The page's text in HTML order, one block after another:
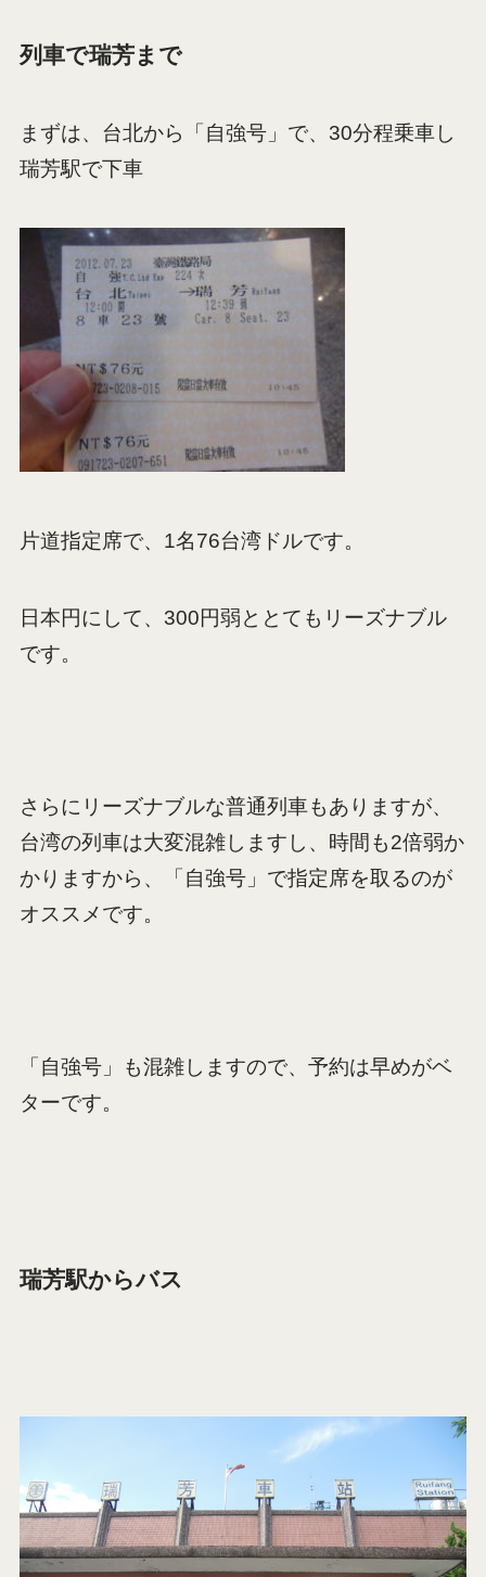
列車で瑞芳まで
まずは、台北から「自強号」で、30分程乗車し
瑞芳駅で下車
片道指定席で、1名76台湾ドルです。
日本円にして、300円弱ととてもリーズナブル
です。
さらにリーズナブルな普通列車もありますが、
台湾の列車は大変混雑しますし、時間も2倍弱か
かりますから、「自強号」で指定席を取るのが
オススメです。
「自強号」も混雑しますので、予約は早めがベ
ターです。
瑞芳駅からバス